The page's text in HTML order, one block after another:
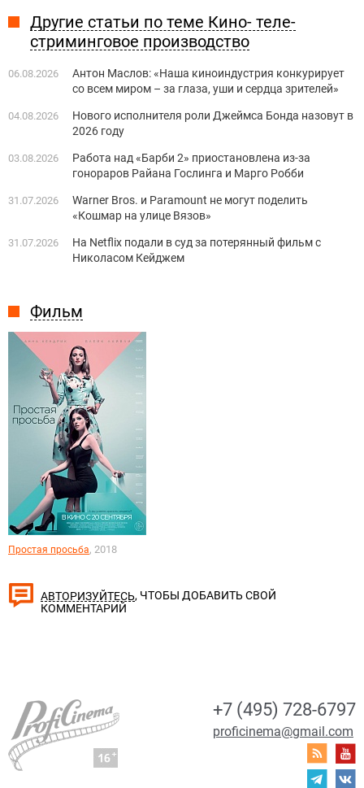
Фильм
Простая просьба, 2018
Другие статьи по теме Кино- теле-
стриминговое производство
06.08.2026
Антон Маслов: «Наша киноиндустрия конкурирует
со всем миром – за глаза, уши и сердца зрителей»
04.08.2026
Нового исполнителя роли Джеймса Бонда назовут в
2026 году
03.08.2026
Работа над «Барби 2» приостановлена из-за
гонораров Райана Гослинга и Марго Робби
31.07.2026
Warner Bros. и Paramount не могут поделить
«Кошмар на улице Вязов»
31.07.2026
На Netflix подали в суд за потерянный фильм с
Николасом Кейджем
АВТОРИЗУЙТЕСЬ, ЧТОБЫ ДОБАВИТЬ СВОЙ
КОММЕНТАРИЙ
+7 (495) 728-6797
proficinema@gmail.com